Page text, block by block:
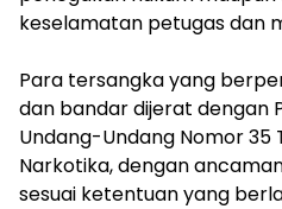
keselamatan petugas dan
‎Para tersangka yang
dan bandar dijerat dengan
Undang-Undang Nomor 35
Narkotika, dengan
sesuai ketentuan yang